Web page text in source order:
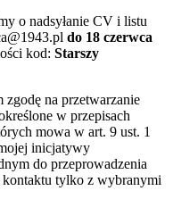
o nadsyłanie CV i listu
do 18 czerwca
kod: Starszy
na przetwarzanie
w przepisach
mowa w art. 9 ust. 1
inicjatywy
do przeprowadzenia
kontaktu tylko z wybranymi